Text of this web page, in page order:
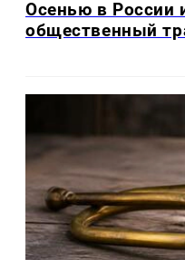
Осенью в России
общественный